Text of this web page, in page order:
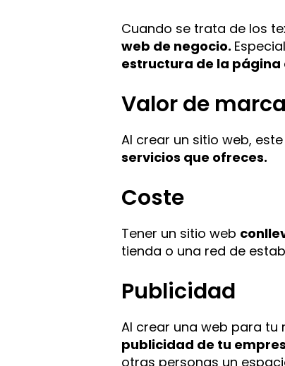
Cuando se trata de los
web de negocio.
estructura de la página
Valor de marca
Al crear un sitio web,
servicios que ofreces.
Coste
Tener un sitio web
tienda o una red de
Publicidad
Al crear una web para tu
publicidad de tu
otras personas un